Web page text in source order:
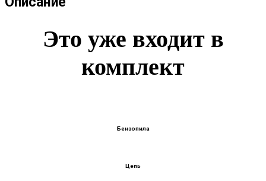
Это уже входит в
комплект
Бензопила
Цепь